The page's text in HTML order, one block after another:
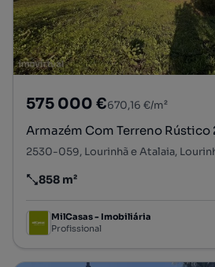
575 000 €670,16 €/m²
Armazém Com Terreno Rústico
2530-059, Lourinhã e Atalaia,
Preço por metro quadrado
858 m²
MilCasas - Imobiliária
Profissional